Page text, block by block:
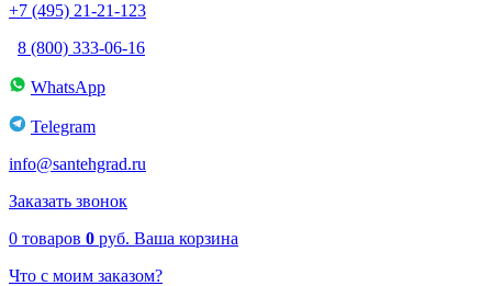
+7 (495) 21-21-123
8 (800) 333-06-16
WhatsApp
Telegram
info@santehgrad.ru
Заказать звонок
0 товаров 0 руб. Ваша корзина
Что с моим заказом?